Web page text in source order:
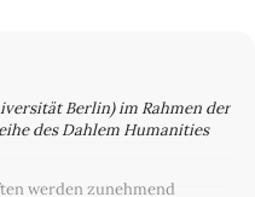
Berlin) im Rahmen der
des Dahlem Humanities
werden zunehmend